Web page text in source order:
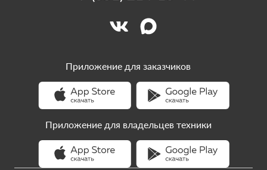
Приложение для заказчиков
Приложение для владельцев техники